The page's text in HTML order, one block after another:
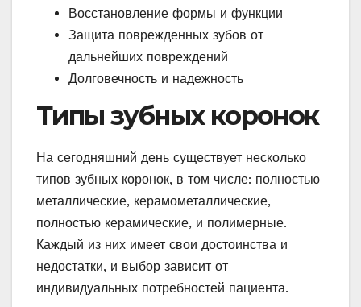
Восстановление формы и функции
Защита поврежденных зубов от
дальнейших повреждений
Долговечность и надежность
Типы зубных коронок
На сегодняшний день существует несколько
типов зубных коронок, в том числе: полностью
металлические, керамометаллические,
полностью керамические, и полимерные.
Каждый из них имеет свои достоинства и
недостатки, и выбор зависит от
индивидуальных потребностей пациента.